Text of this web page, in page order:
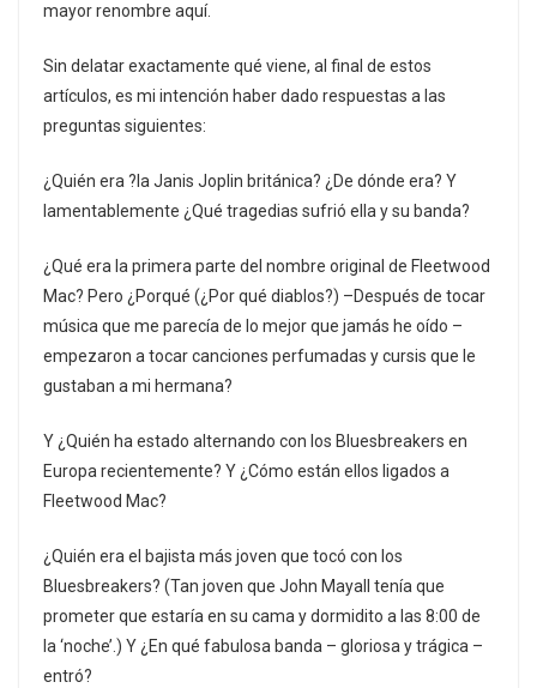
mayor renombre aquí.
Sin delatar exactamente qué viene, al final de estos
artículos, es mi intención haber dado respuestas a las
preguntas siguientes:
¿Quién era ?la Janis Joplin británica? ¿De dónde era? Y
lamentablemente ¿Qué tragedias sufrió ella y su banda?
¿Qué era la primera parte del nombre original de Fleetwood
Mac? Pero ¿Porqué (¿Por qué diablos?) –Después de tocar
música que me parecía de lo mejor que jamás he oído –
empezaron a tocar canciones perfumadas y cursis que le
gustaban a mi hermana?
Y ¿Quién ha estado alternando con los Bluesbreakers en
Europa recientemente? Y ¿Cómo están ellos ligados a
Fleetwood Mac?
¿Quién era el bajista más joven que tocó con los
Bluesbreakers? (Tan joven que John Mayall tenía que
prometer que estaría en su cama y dormidito a las 8:00 de
la ‘noche’.) Y ¿En qué fabulosa banda – gloriosa y trágica –
entró?